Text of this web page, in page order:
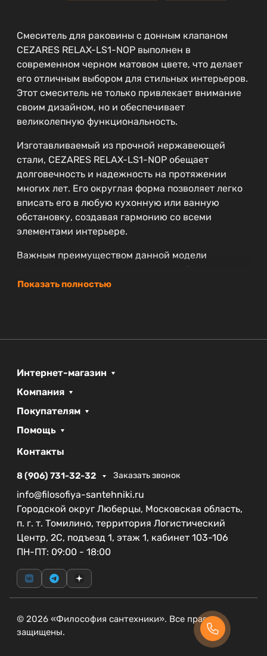
Смеситель для раковины с донным клапаном
CEZARES RELAX-LS1-NOP выполнен в
современном черном матовом цвете, что делает
его отличным выбором для стильных интерьеров.
Этот смеситель не только привлекает внимание
своим дизайном, но и обеспечивает
великолепную функциональность.
Изготавливаемый из прочной нержавеющей
стали, CEZARES RELAX-LS1-NOP обещает
долговечность и надежность на протяжении
многих лет. Его округлая форма позволяет легко
вписать его в любую кухонную или ванную
обстановку, создавая гармонию со всеми
элементами интерьере.
Важным преимуществом данной модели
способствует экономии воды, а также улучшает
делает его компактным и удобным для
использования в различных условиях.
Гарантийный срок на резинотехнические
лет, что подтверждает качество и долговечность
этой продукции.
Этот смеситель станет не только практичным
инструментом, но и стильным акцентом в вашем
интерьере, благодаря современному дизайну и
высоким стандартам качества бренда CEZARES.
Показать полностью
Интернет-магазин
Компания
Покупателям
Помощь
Контакты
8 (906) 731-32-32 Заказать звонок
info@filosofiya-santehniki.ru
Городской округ Люберцы, Московская область,
п. г. т. Томилино, территория Логистический
Центр, 2С, подъезд 1, этаж 1, кабинет 103-106
ПН-ПТ: 09:00 - 18:00
© 2026 «Философия сантехники». Все права
защищены.